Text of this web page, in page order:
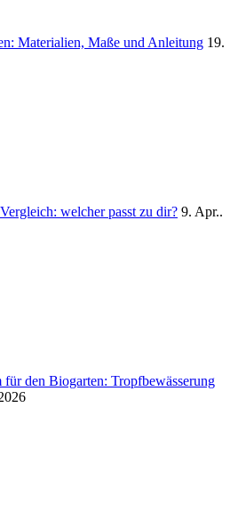
Materialien, Maße und Anleitung 19.
welcher passt zu dir? 9. Apr..
für den Biogarten: Tropfbewässerung